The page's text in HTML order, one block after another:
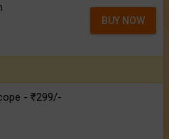
BUY NOW
- ₹299/-